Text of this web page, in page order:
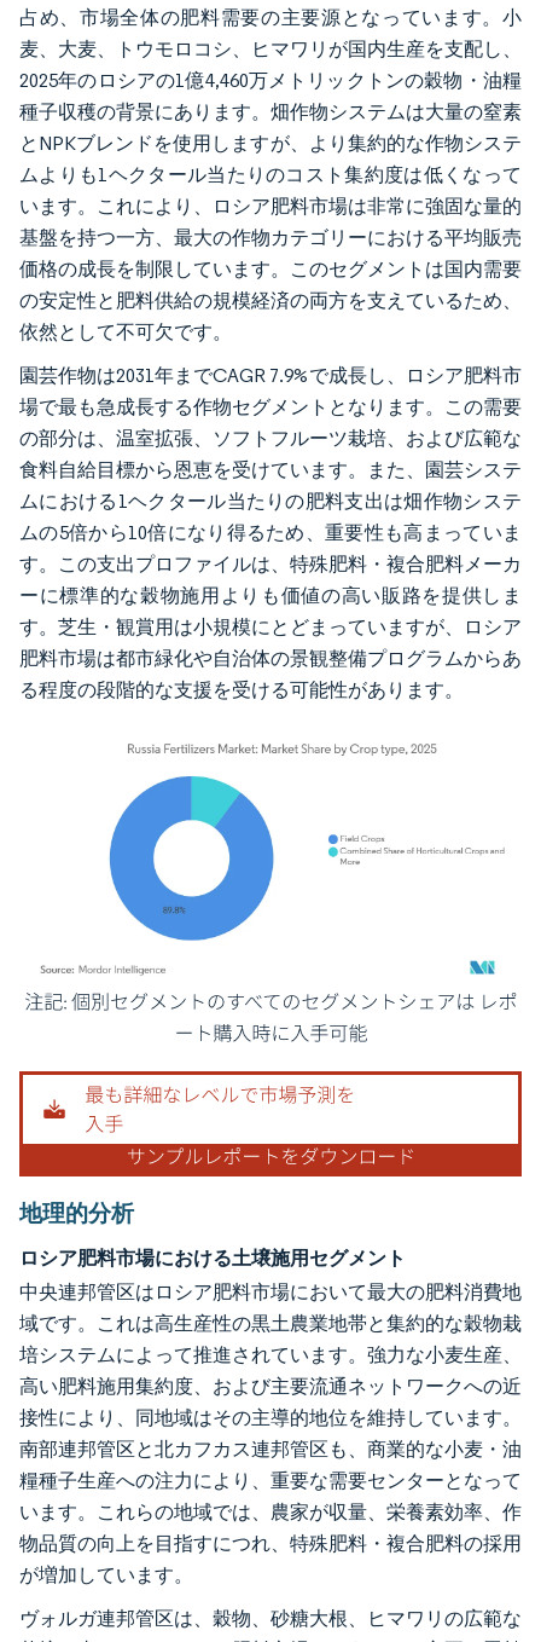
占め、市場全体の肥料需要の主要源となっています。小
麦、大麦、トウモロコシ、ヒマワリが国内生産を支配し、
2025年のロシアの1億4,460万メトリックトンの穀物・油糧
種子収穫の背景にあります。畑作物システムは大量の窒素
とNPKブレンドを使用しますが、より集約的な作物システ
ムよりも1ヘクタール当たりのコスト集約度は低くなって
います。これにより、ロシア肥料市場は非常に強固な量的
基盤を持つ一方、最大の作物カテゴリーにおける平均販売
価格の成長を制限しています。このセグメントは国内需要
の安定性と肥料供給の規模経済の両方を支えているため、
依然として不可欠です。
園芸作物は2031年までCAGR 7.9%で成長し、ロシア肥料市
場で最も急成長する作物セグメントとなります。この需要
の部分は、温室拡張、ソフトフルーツ栽培、および広範な
食料自給目標から恩恵を受けています。また、園芸システ
ムにおける1ヘクタール当たりの肥料支出は畑作物システ
ムの5倍から10倍になり得るため、重要性も高まっていま
す。この支出プロファイルは、特殊肥料・複合肥料メーカ
ーに標準的な穀物施用よりも価値の高い販路を提供しま
す。芝生・観賞用は小規模にとどまっていますが、ロシア
肥料市場は都市緑化や自治体の景観整備プログラムからあ
る程度の段階的な支援を受ける可能性があります。
画像 © Mordor Intelligence。再利用にはCC BY 4.0の表示が必要です。
地理的分析
ロシア肥料市場における土壌施用セグメント
中央連邦管区はロシア肥料市場において最大の肥料消費地
域です。これは高生産性の黒土農業地帯と集約的な穀物栽
培システムによって推進されています。強力な小麦生産、
高い肥料施用集約度、および主要流通ネットワークへの近
接性により、同地域はその主導的地位を維持しています。
南部連邦管区と北カフカス連邦管区も、商業的な小麦・油
糧種子生産への注力により、重要な需要センターとなって
います。これらの地域では、農家が収量、栄養素効率、作
物品質の向上を目指すにつれ、特殊肥料・複合肥料の採用
が増加しています。
ヴォルガ連邦管区は、穀物、砂糖大根、ヒマワリの広範な